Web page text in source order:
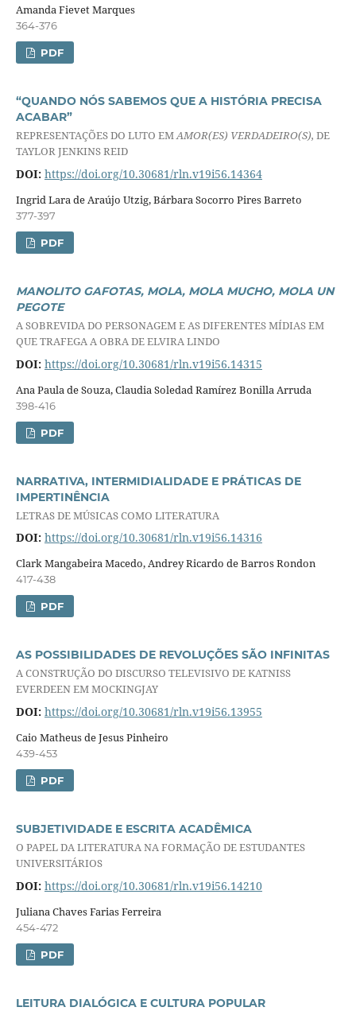
Amanda Fievet Marques
364-376
PDF
“QUANDO NÓS SABEMOS QUE A HISTÓRIA PRECISA
ACABAR”
REPRESENTAÇÕES DO LUTO EMAMOR(ES) VERDADEIRO(S), DE
TAYLOR JENKINS REID
DOI: https://doi.org/10.30681/rln.v19i56.14364
Ingrid Lara de Araújo Utzig, Bárbara Socorro Pires Barreto
377-397
PDF
MANOLITO GAFOTAS, MOLA, MOLA MUCHO, MOLA UN
PEGOTE
A SOBREVIDA DO PERSONAGEM E AS DIFERENTES MÍDIAS EM
QUE TRAFEGA A OBRA DE ELVIRA LINDO
DOI: https://doi.org/10.30681/rln.v19i56.14315
Ana Paula de Souza, Claudia Soledad Ramírez Bonilla Arruda
398-416
PDF
NARRATIVA, INTERMIDIALIDADE E PRÁTICAS DE
IMPERTINÊNCIA
LETRAS DE MÚSICAS COMO LITERATURA
DOI: https://doi.org/10.30681/rln.v19i56.14316
Clark Mangabeira Macedo, Andrey Ricardo de Barros Rondon
417-438
PDF
AS POSSIBILIDADES DE REVOLUÇÕES SÃO INFINITAS
A CONSTRUÇÃO DO DISCURSO TELEVISIVO DE KATNISS
EVERDEEN EM MOCKINGJAY
DOI: https://doi.org/10.30681/rln.v19i56.13955
Caio Matheus de Jesus Pinheiro
439-453
PDF
SUBJETIVIDADE E ESCRITA ACADÊMICA
O PAPEL DA LITERATURA NA FORMAÇÃO DE ESTUDANTES
UNIVERSITÁRIOS
DOI: https://doi.org/10.30681/rln.v19i56.14210
Juliana Chaves Farias Ferreira
454-472
PDF
LEITURA DIALÓGICA E CULTURA POPULAR